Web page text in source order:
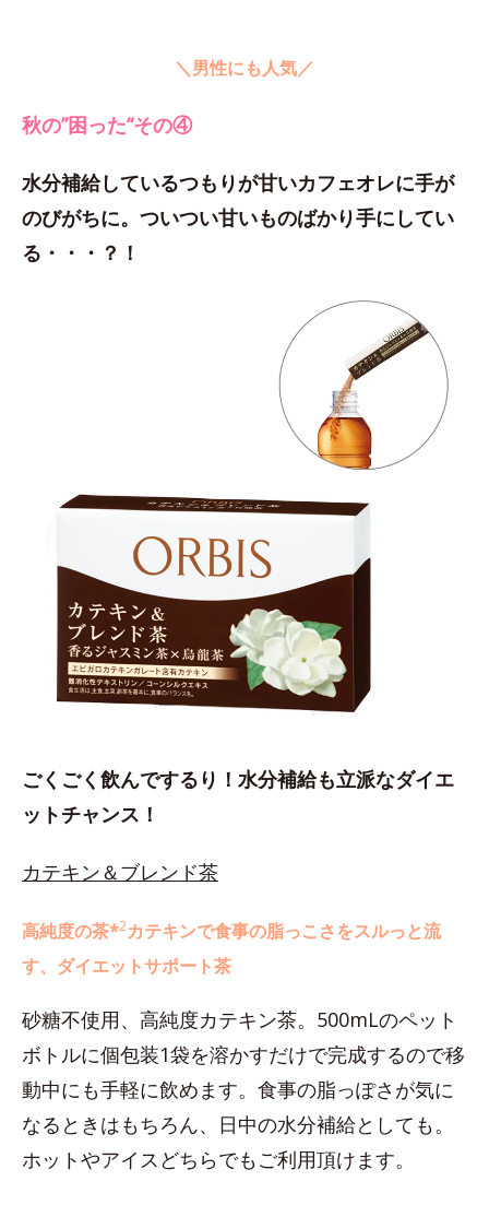
＼男性にも人気／
秋の”困った“その④
水分補給しているつもりが甘いカフェオレに手が
のびがちに。ついつい甘いものばかり手にしてい
る・・・？！
ごくごく飲んでするり！水分補給も立派なダイエ
ットチャンス！
カテキン＆ブレンド茶
高純度の茶*2カテキンで食事の脂っこさをスルっと流
す、ダイエットサポート茶
砂糖不使用、高純度カテキン茶。500mLのペット
ボトルに個包装1袋を溶かすだけで完成するので移
動中にも手軽に飲めます。食事の脂っぽさが気に
なるときはもちろん、日中の水分補給としても。
ホットやアイスどちらでもご利用頂けます。